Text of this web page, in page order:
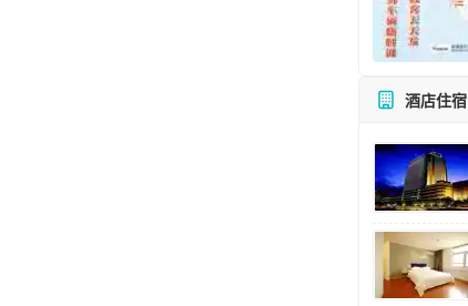
酒店住宿